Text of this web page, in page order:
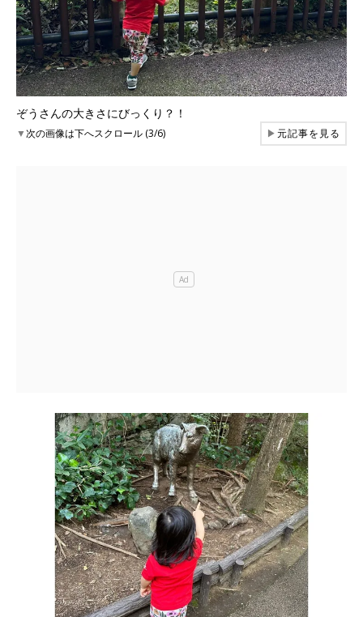
ぞうさんの大きさにびっくり？！
▼次の画像は下へスクロール (3/6) ▶元記事を見る